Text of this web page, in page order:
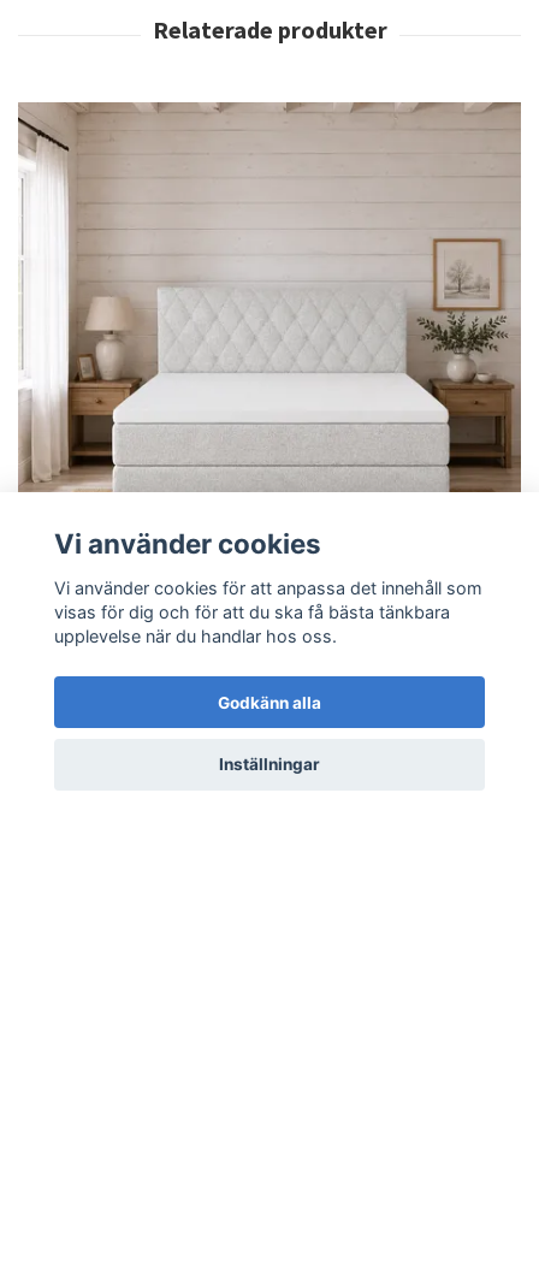
Tyg Storm Nr 70 Gavel Hanna
58 900 kr 34 900 kr
Vi använder cookies
Vi använder cookies för att anpassa det innehåll som
visas för dig och för att du ska få bästa tänkbara
upplevelse när du handlar hos oss.
Godkänn alla
Inställningar